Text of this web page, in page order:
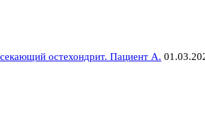
остехондрит. Пациент А.